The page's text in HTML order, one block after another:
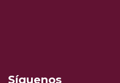
Síguenos